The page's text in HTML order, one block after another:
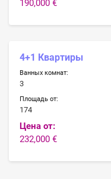
190,000 €
4+1 Квартиры
Ванных комнат:
3
Площадь от:
174
Цена от:
232,000 €